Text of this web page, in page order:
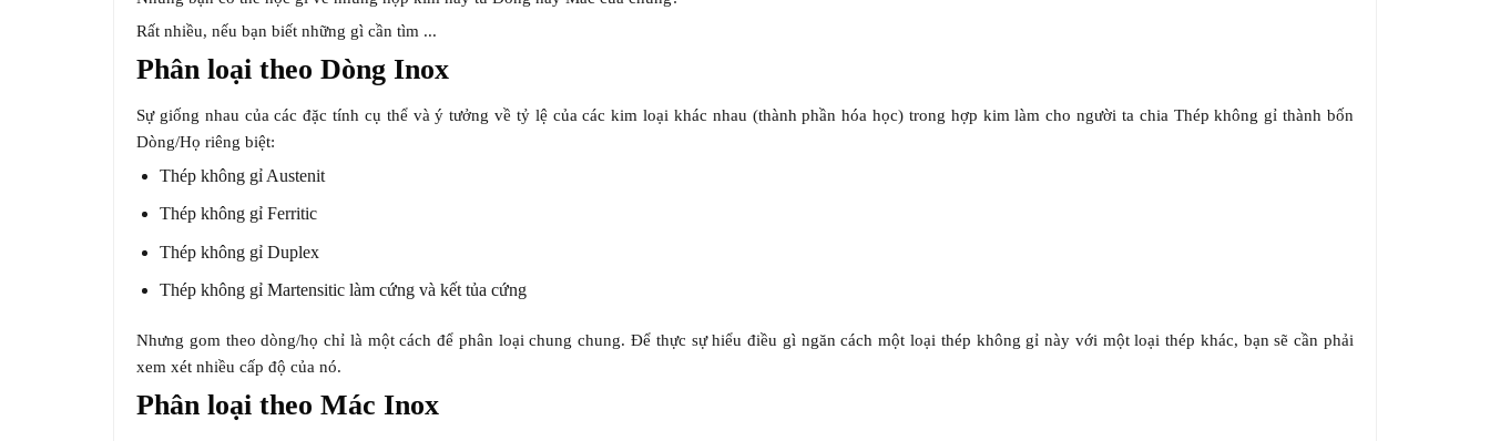
Rất nhiều, nếu bạn biết những gì cần tìm ...
Phân loại theo Dòng Inox
Sự giống nhau của các đặc tính cụ thể và ý tưởng về tỷ lệ của các kim loại khác nhau (thành phần hóa học) trong hợp kim làm cho người ta chia Thép không gỉ thành bốn
Dòng/Họ riêng biệt:
Thép không gỉ Austenit
Thép không gỉ Ferritic
Thép không gỉ Duplex
Thép không gỉ Martensitic làm cứng và kết tủa cứng
Nhưng gom theo dòng/họ chỉ là một cách để phân loại chung chung. Để thực sự hiểu điều gì ngăn cách một loại thép không gỉ này với một loại thép khác, bạn sẽ cần phải
xem xét nhiều cấp độ của nó.
Phân loại theo Mác Inox